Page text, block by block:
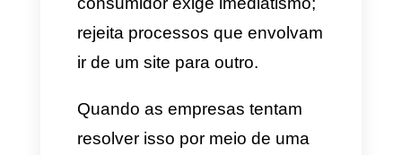
sejam bem executados e
demonstramos por que é
mensagens automáticas no